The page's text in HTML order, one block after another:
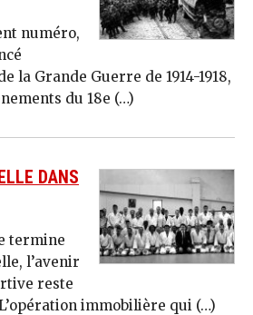
numéro,
la Grande Guerre de 1914-1918,
du 18e (…)
DANS
termine
l’avenir
reste
immobilière qui (…)